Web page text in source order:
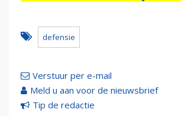
defensie
Verstuur per e-mail
Meld u aan voor de nieuwsbrief
Tip de redactie